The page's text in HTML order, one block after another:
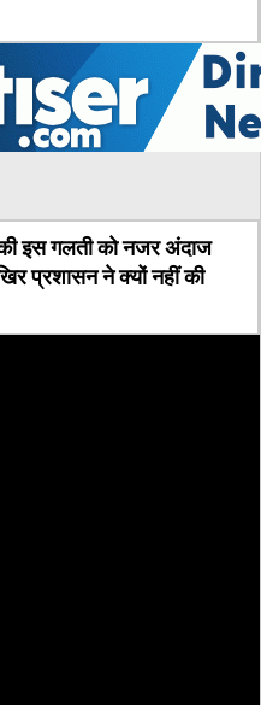
इस गलती को नजर अंदाज
प्रशासन ने क्यों नहीं की